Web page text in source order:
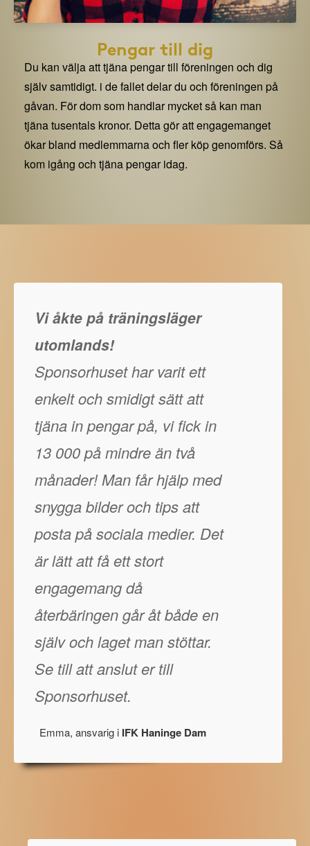
Pengar till dig
Du kan välja att tjäna pengar till föreningen och dig
själv samtidigt. i de fallet delar du och föreningen på
gåvan. För dom som handlar mycket så kan man
tjäna tusentals kronor. Detta gör att engagemanget
ökar bland medlemmarna och fler köp genomförs. Så
kom igång och tjäna pengar idag.
Vi åkte på träningsläger
utomlands!
Sponsorhuset har varit ett
enkelt och smidigt sätt att
tjäna in pengar på, vi fick in
13 000 på mindre än två
månader! Man får hjälp med
snygga bilder och tips att
posta på sociala medier. Det
är lätt att få ett stort
engagemang då
återbäringen går åt både en
själv och laget man stöttar.
Se till att anslut er till
Sponsorhuset.
Emma, ansvarig i IFK Haninge Dam